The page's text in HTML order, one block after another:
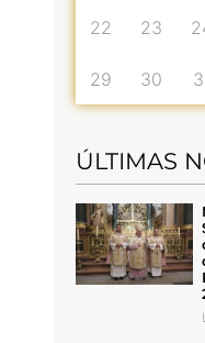
22 23
29 30
ÚLTIMAS